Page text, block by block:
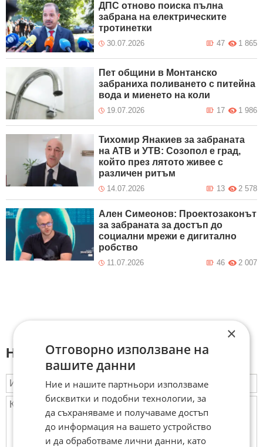
ДПС отново поиска пълна
забрана на електрическите
тротинетки
30.07.2026 1 865
47
Пет общини в Монтанско
забраниха поливането с питейна
вода и миенето на коли
19.07.2026 1 986
17
Тихомир Янакиев за забраната
на АТВ и УТВ: Созопол е град,
който през лятото живее с
различен ритъм
14.07.2026 2 578
13
Ален Симеонов: Проектозаконът
за забраната за достъп до
социални мрежи е дигитално
робство
11.07.2026 2 007
46
Напиши коментар:
×
Отговорно използване на
вашите данни
Ние и нашите партньори използваме
бисквитки и подобни технологии, за
да съхраняваме и получаваме достъп
до информация на вашето устройство
и да обработваме лични данни, като